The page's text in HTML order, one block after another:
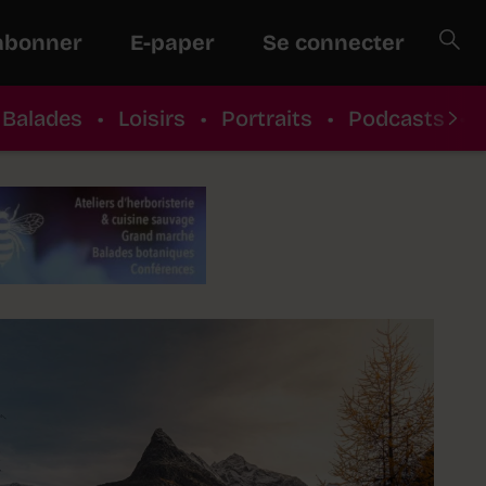
E-paper Se connecter
Balades • Loisirs • Portraits • Podcasts